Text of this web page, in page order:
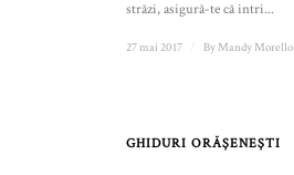
străzi, asigură-te că intri...
27 mai 2017 By Mandy Morello
GHIDURI ORĂȘENEȘTI